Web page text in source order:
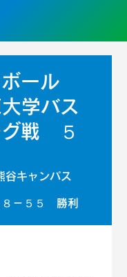
ール
学バス
グ戦 ５
キャンパス
－５５ 勝利